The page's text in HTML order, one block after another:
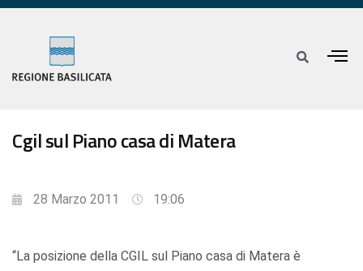
Cgil sul Piano casa di Matera
28 Marzo 2011 19:06
“La posizione della CGIL sul Piano casa di Matera è